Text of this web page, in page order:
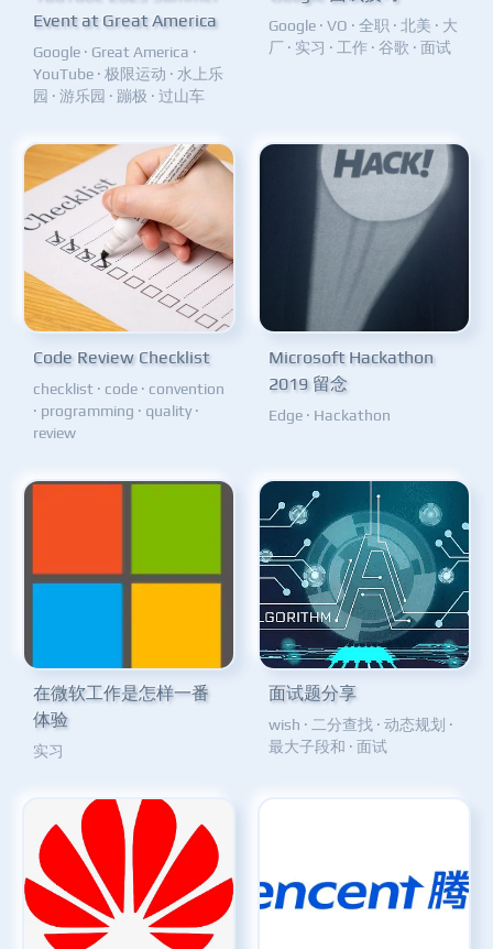
Event at Great America
Google · Great America ·
YouTube · 极限运动 · 水上乐
园 · 游乐园 · 蹦极 · 过山车
Google · VO · 全职 · 北美 · 大
厂 · 实习 · 工作 · 谷歌 · 面试
Code Review Checklist
checklist · code · convention
· programming · quality ·
review
Microsoft Hackathon
2019 留念
Edge · Hackathon
在微软工作是怎样一番
体验
实习
面试题分享
wish · 二分查找 · 动态规划 ·
最大子段和 · 面试